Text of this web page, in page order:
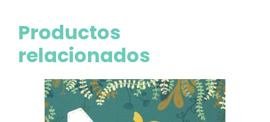
Productos
relacionados